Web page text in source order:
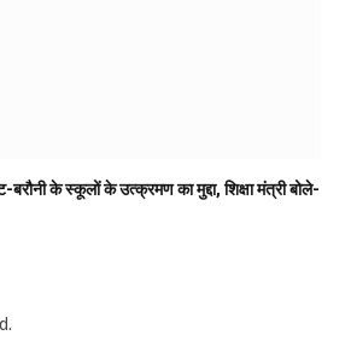
बरौनी के स्कूलों के उत्क्रमण का मुद्दा, शिक्षा मंत्री बोले-